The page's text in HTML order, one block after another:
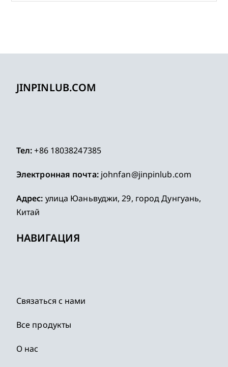
JINPINLUB.COM
Тел:+86 18038247385
Электронная почта: johnfan@jinpinlub.com
Адрес: улица Юаньвуджи, 29, город Дунгуань,
Китай
НАВИГАЦИЯ
Связаться с нами
Все продукты
О нас